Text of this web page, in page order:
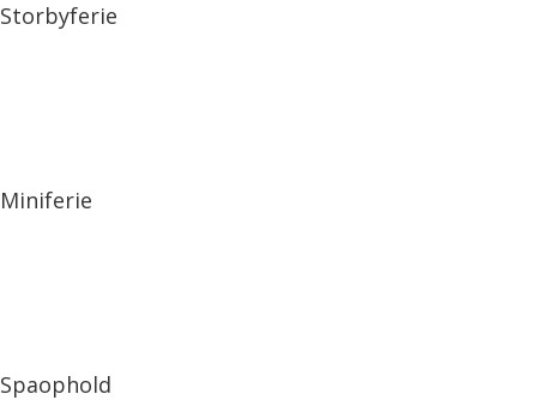
Storbyferie
Miniferie
Spaophold